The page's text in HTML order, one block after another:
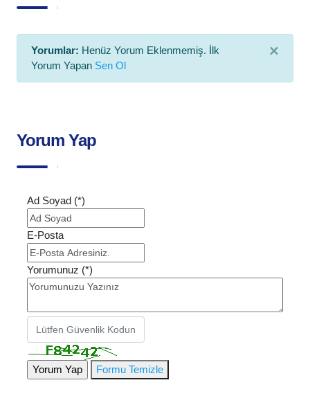
×
Yorumlar: Henüz Yorum Eklenmemiş. İlk
Yorum Yapan Sen Ol
Yorum Yap
Ad Soyad (*)
E-Posta
Yorumunuz (*)
Formu Temizle